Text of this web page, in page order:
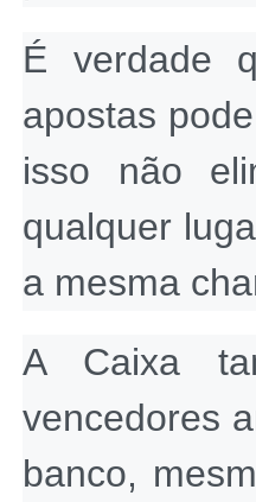
É verdade
apostas
isso não
qualquer
a mesma
A Caixa
vencedores
banco,